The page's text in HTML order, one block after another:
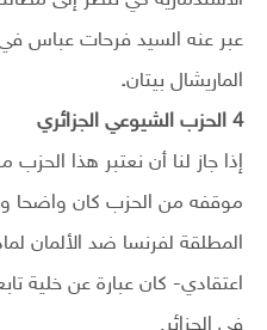
عبر عنه السيد فرحات عباس
الماريشال بيتان.
4 الحزب الشيوعي الجزائري
إذا جاز لنا أن نعتبر هذا
موقفه من الحزب كان واضحا
المطلقة لفرنسا ضد الألمان
اعتقادي- كان عبارة عن خلية
في الجزائر.